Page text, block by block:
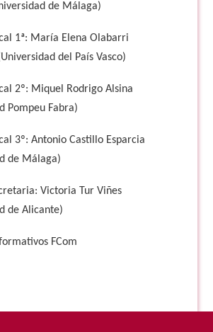
de Málaga)
María Elena Olabarri
del País Vasco)
Miquel Rodrigo Alsina
Pompeu Fabra)
Antonio Castillo Esparcia
de Málaga)
Victoria Tur Viñes
de Alicante)
FCom